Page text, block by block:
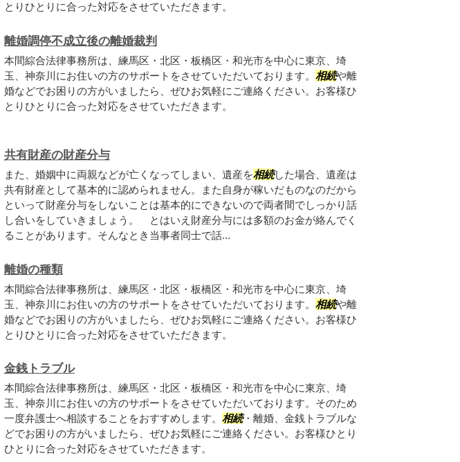
とりひとりに合った対応をさせていただきます。
離婚調停不成立後の離婚裁判
本間綜合法律事務所は、練馬区・北区・板橋区・和光市を中心に東京、埼
玉、神奈川にお住いの方のサポートをさせていただいております。 相続や離
婚などでお困りの方がいましたら、ぜひお気軽にご連絡ください。お客様ひ
とりひとりに合った対応をさせていただきます。
共有財産の財産分与
また、婚姻中に両親などが亡くなってしまい、遺産を相続した場合、遺産は
共有財産として基本的に認められません。また自身が稼いだものなのだから
といって財産分与をしないことは基本的にできないので両者間でしっかり話
し合いをしていきましょう。 とはいえ財産分与には多額のお金が絡んでく
ることがあります。そんなとき当事者同士で話...
離婚の種類
本間綜合法律事務所は、練馬区・北区・板橋区・和光市を中心に東京、埼
玉、神奈川にお住いの方のサポートをさせていただいております。 相続や離
婚などでお困りの方がいましたら、ぜひお気軽にご連絡ください。お客様ひ
とりひとりに合った対応をさせていただきます。
金銭トラブル
本間綜合法律事務所は、練馬区・北区・板橋区・和光市を中心に東京、埼
玉、神奈川にお住いの方のサポートをさせていただいております。そのため
一度弁護士へ相談することをおすすめします。 相続・離婚、金銭トラブルな
どでお困りの方がいましたら、ぜひお気軽にご連絡ください。お客様ひとり
ひとりに合った対応をさせていただきます。